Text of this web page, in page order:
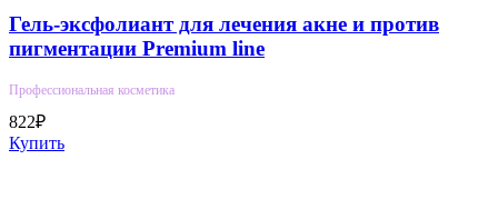
Гель-эксфолиант для лечения акне и против
пигментации Premium line
Профессиональная косметика
822₽
Купить